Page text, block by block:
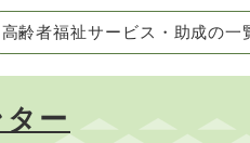
高齢者福祉サービス・助成の一
ー